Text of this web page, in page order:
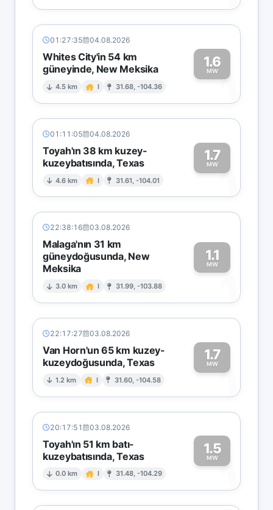
01:27:35 04.08.2026
Whites City'in 54 km
güneyinde, New Meksika
4.5 km I 31.68, -104.36
1.6
MW1
01:11:05 04.08.2026
Toyah'ın 38 km kuzey-
kuzeybatısında, Texas
4.6 km I 31.61, -104.01
1.7
MW1
22:38:16 03.08.2026
Malaga'nın 31 km
güneydoğusunda, New
Meksika
3.0 km I 31.99, -103.88
1.1
MW
1
22:17:27 03.08.2026
Van Horn'un 65 km kuzey-
kuzeydoğusunda, Texas
1.2 km I 31.60, -104.58
1.7
MW1
20:17:51 03.08.2026
Toyah'ın 51 km batı-
kuzeybatısında, Texas
0.0 km I 31.48, -104.29
1.5
MW1